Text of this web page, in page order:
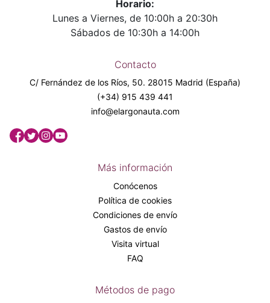
Horario:
Lunes a Viernes, de 10:00h a 20:30h
Sábados de 10:30h a 14:00h
Contacto
C/ Fernández de los Ríos, 50. 28015 Madrid (España)
(+34) 915 439 441
info@elargonauta.com
Más información
Conócenos
Política de cookies
Condiciones de envío
Gastos de envío
Visita virtual
FAQ
Métodos de pago